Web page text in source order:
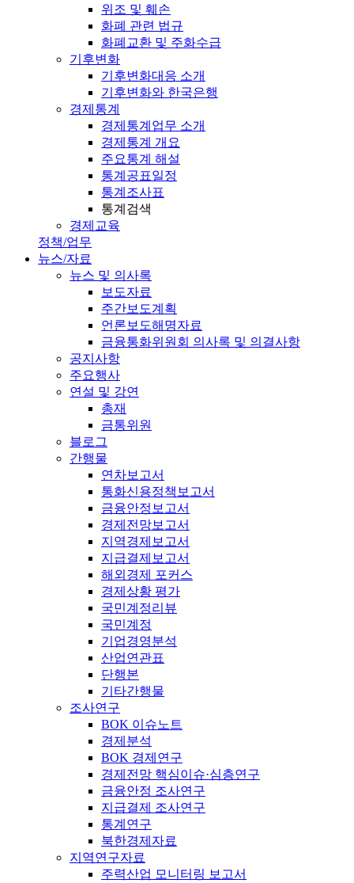
위조 및 훼손
화폐 관련 법규
화폐교환 및 주화수급
기후변화
기후변화대응 소개
기후변화와 한국은행
경제통계
경제통계업무 소개
경제통계 개요
주요통계 해설
통계공표일정
통계조사표
통계검색
경제교육
정책/업무
뉴스/자료
뉴스 및 의사록
보도자료
주간보도계획
언론보도해명자료
금융통화위원회 의사록 및 의결사항
공지사항
주요행사
연설 및 강연
총재
금통위원
블로그
간행물
연차보고서
통화신용정책보고서
금융안정보고서
경제전망보고서
지역경제보고서
지급결제보고서
해외경제 포커스
경제상황 평가
국민계정리뷰
국민계정
기업경영분석
산업연관표
단행본
기타간행물
조사연구
BOK 이슈노트
경제분석
BOK 경제연구
경제전망 핵심이슈·심층연구
금융안정 조사연구
지급결제 조사연구
통계연구
북한경제자료
지역연구자료
주력산업 모니터링 보고서